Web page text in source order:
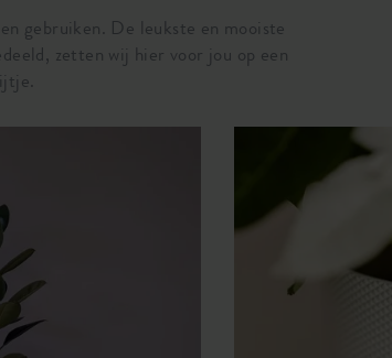
gebruiken. De leukste en mooiste
zetten wij hier voor jou op een